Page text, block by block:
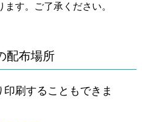
す。ご了承ください。
配布場所
刷することもできま